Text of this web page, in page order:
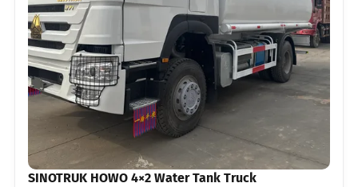
SINOTRUK HOWO 4×2 Water Tank Truck